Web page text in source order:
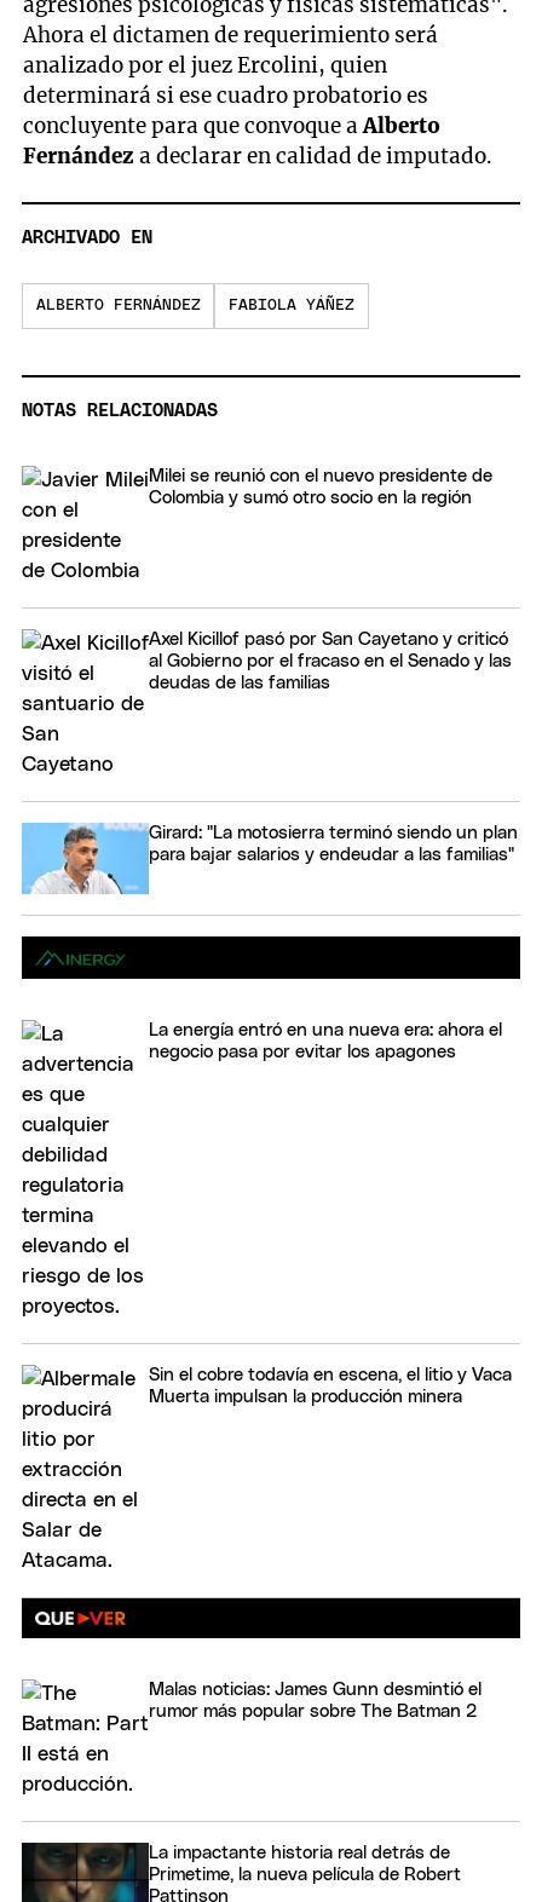
Ahora el dictamen de requerimiento será
analizado por el juez Ercolini, quien
determinará si ese cuadro probatorio es
concluyente para que convoque aAlberto
Fernández a declarar en calidad de imputado.
ARCHIVADO EN
ALBERTO FERNÁNDEZ FABIOLA YÁÑEZ
NOTAS RELACIONADAS
Milei se reunió con el nuevo presidente de
Colombia y sumó otro socio en la región
Axel Kicillof pasó por San Cayetano y criticó
al Gobierno por el fracaso en el Senado y las
deudas de las familias
Girard: "La motosierra terminó siendo un plan
para bajar salarios y endeudar a las familias"
La energía entró en una nueva era: ahora el
negocio pasa por evitar los apagones
Sin el cobre todavía en escena, el litio y Vaca
Muerta impulsan la producción minera
Malas noticias: James Gunn desmintió el
rumor más popular sobre The Batman 2
La impactante historia real detrás de
Primetime, la nueva película de Robert
Pattinson